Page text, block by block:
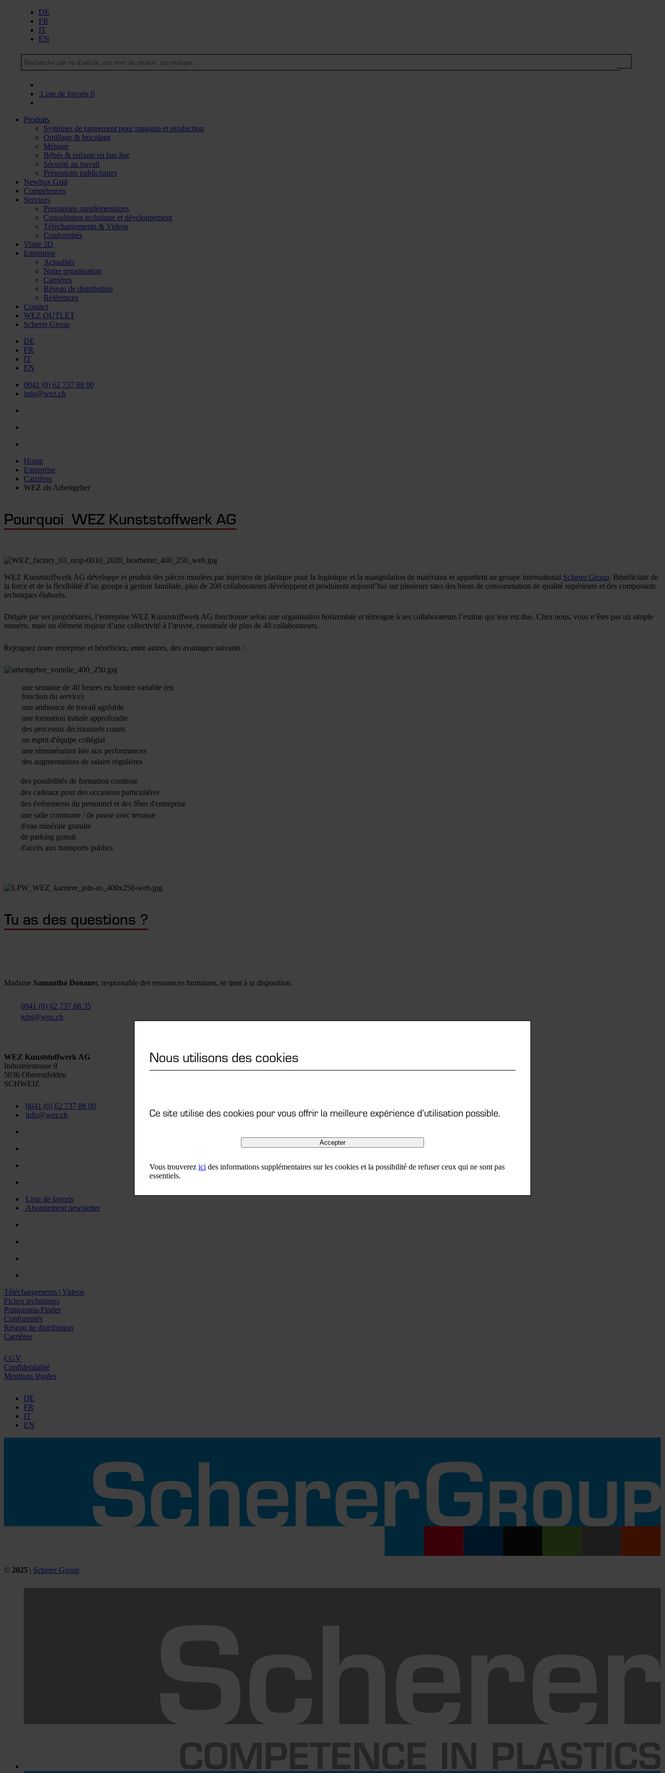
Nous utilisons des cookies
Ce site utilise des cookies pour vous offrir la meilleure expérience d’utilisation possible.
Accepter
Vous trouverez ici des informations supplémentaires sur les cookies et la possibilité de refuser ceux qui ne sont pas
essentiels.
DE
FR
IT
EN
Liste de favoris 0
Produits
Systèmes de rangement pour magasin et production
Outillage & bricolage
Ménage
Bébés & enfants en bas âge
Sécurité au travail
Présentoirs publicitaires
Newbox Grid
Compétences
Services
Prestations supplémentaires
Consultation technique et développement
Téléchargements & Videos
Conformités
Visite 3D
Entreprise
Actualités
Notre organisation
Carrières
Réseau de distribution
Références
Contact
WEZ OUTLET
Scherer Group
DE
FR
IT
EN
0041 (0) 62 737 88 00
info@wez.ch
Home
Entreprise
Carrières
WEZ als Arbeitgeber
Pourquoi WEZ Kunststoffwerk AG
WEZ Kunststoffwerk AG développe et produit des pièces moulées par injection de plastique pour la logistique et la manipulation de matériaux et appartient au groupe international Scherer Group. Bénéficiant de
la force et de la flexibilité d’un groupe à gestion familiale, plus de 200 collaborateurs développent et produisent aujourd’hui sur plusieurs sites des biens de consommation de qualité supérieure et des composants
techniques élaborés.
Dirigée par ses propriétaires, l’entreprise WEZ Kunststoffwerk AG fonctionne selon une organisation horizontale et témoigne à ses collaborateurs l’estime qui leur est due. Chez nous, vous n’êtes pas un simple
numéro, mais un élément majeur d’une collectivité à l’œuvre, constituée de plus de 40 collaborateurs.
Rejoignez notre entreprise et bénéficiez, entre autres, des avantages suivants :
une semaine de 40 heures en horaire variable (en
fonction du service)
une ambiance de travail agréable
une formation initiale approfondie
des processus décisionnels courts
un esprit d'équipe collégial
une rémunération liée aux performances
des augmentations de salaire régulières
des possibilités de formation continue
des cadeaux pour des occasions particulières
des événements du personnel et des fêtes d'entreprise
une salle commune / de pause avec terrasse
d'eau minérale gratuite
de parking gratuit
d'accès aux transports publics
Tu as des questions ?
Madame Samantha Donauer, responsable des ressources humaines, se tient à ta disposition.
0041 (0) 62 737 88 35
jobs@wez.ch
WEZ Kunststoffwerk AG
Industriestrasse 8
5036 Oberentfelden
SCHWEIZ
0041 (0) 62 737 88 00
info@wez.ch
Liste de favoris
Abonnement newsletter
Téléchargements | Videos
Fiches techniques
Printorama-Finder
Conformités
Réseau de distribution
Carrières
CGV
Confidentialité
Mentions légales
DE
FR
IT
EN
© 2025 | Scherer Group